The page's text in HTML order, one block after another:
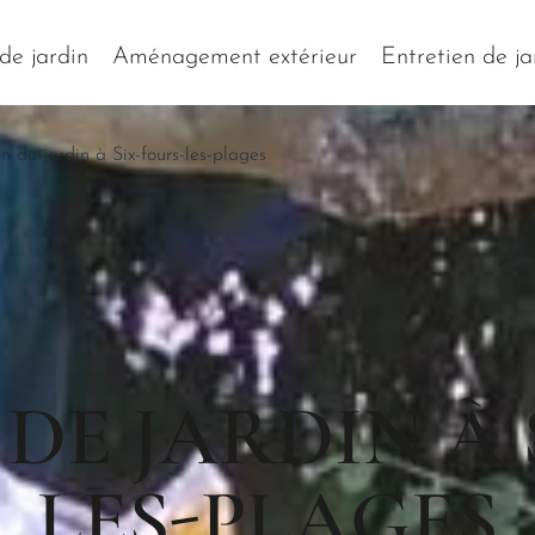
jardin Aménagement extérieur Entretien de
de jardin à Six-fours-les-plages
JARDIN À